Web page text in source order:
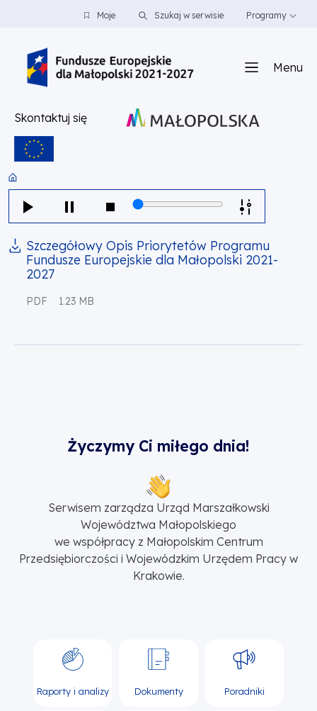
PRZEJDŹ DO TREŚCI
PRZEJDŹ DO MENUMoje Szukaj w serwisie Programy
Menu
Skontaktuj się
Szczegółowy Opis Priorytetów Programu
Fundusze Europejskie dla Małopolski 2021-
2027
PDF 1.23 MB
Życzymy Ci miłego dnia!
Serwisem zarządza Urząd Marszałkowski
Województwa Małopolskiego
we współpracy z Małopolskim Centrum
Przedsiębiorczości i Wojewódzkim Urzędem Pracy w
Krakowie.
Raporty i analizy Dokumenty Poradniki